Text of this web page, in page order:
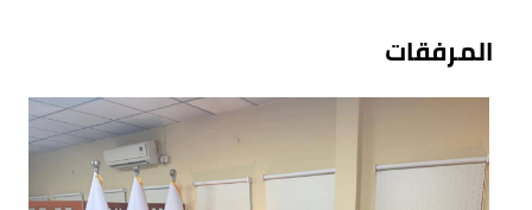
المرفقات